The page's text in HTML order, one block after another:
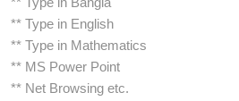
** Type in English
** Type in Mathematics
** MS Power Point
** Net Browsing etc.